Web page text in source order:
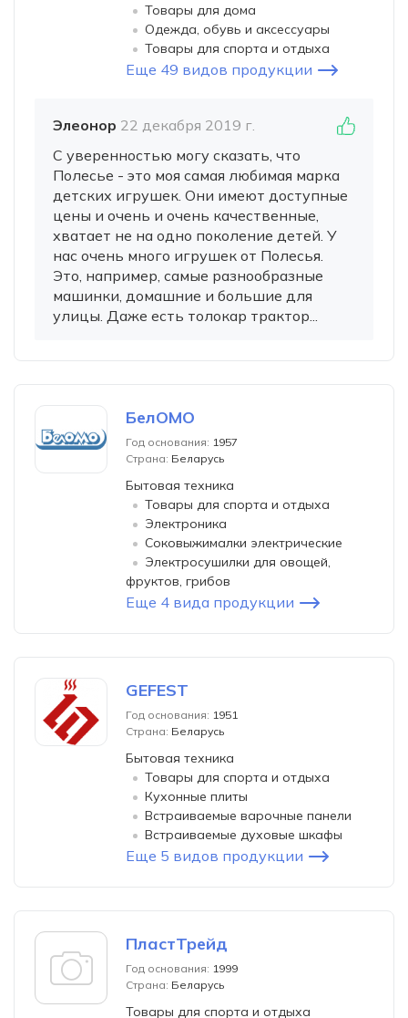
Товары для дома
Одежда, обувь и аксессуары
Товары для спорта и отдыха
Еще 49 видов продукции
Элеонор 22 декабря 2019 г.
С уверенностью могу сказать, что
Полесье - это моя самая любимая марка
детских игрушек. Они имеют доступные
цены и очень и очень качественные,
хватает не на одно поколение детей. У
нас очень много игрушек от Полесья.
Это, например, самые разнообразные
машинки, домашние и большие для
улицы. Даже есть толокар трактор...
БелОМО
Год основания: 1957
Страна: Беларусь
Бытовая техника
Товары для спорта и отдыха
Электроника
Соковыжималки электрические
Электросушилки для овощей,
фруктов, грибов
Еще 4 вида продукции
GEFEST
Год основания: 1951
Страна: Беларусь
Бытовая техника
Товары для спорта и отдыха
Кухонные плиты
Встраиваемые варочные панели
Встраиваемые духовые шкафы
Еще 5 видов продукции
ПластТрейд
Год основания: 1999
Страна: Беларусь
Товары для спорта и отдыха